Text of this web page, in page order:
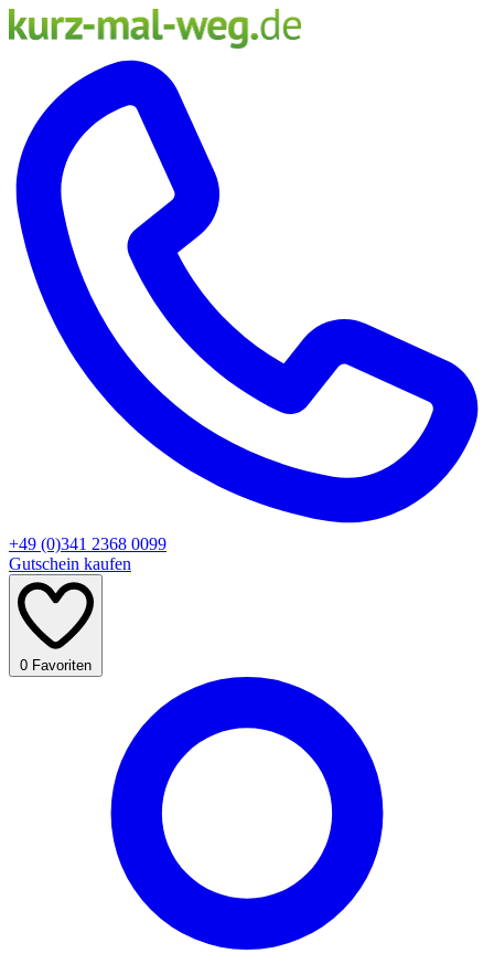
+49 (0)341 2368 0099
Gutschein kaufen
0 Favoriten